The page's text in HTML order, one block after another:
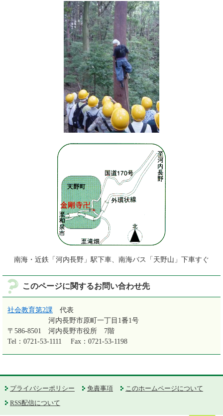
南海・近鉄「河内長野」駅下車、南海バス「天野山」下車すぐ
このページに関するお問い合わせ先
社会教育第2課 代表
〒586-8501
河内長野市原町一丁目1番1号
河内長野市役所 7階
Tel：0721-53-1111
Fax：0721-53-1198
プライバシーポリシー 免責事項
このホームページについて
RSS配信について